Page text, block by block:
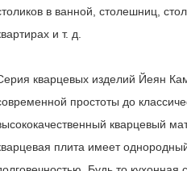
в ванной, столешниц,
и т. д.
кварцевых изделий Йеян
простоты до
кварцевый
плита имеет